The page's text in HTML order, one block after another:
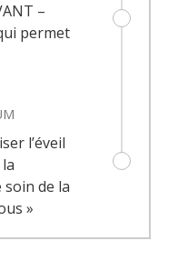
–
permet
l’éveil
soin de la
»